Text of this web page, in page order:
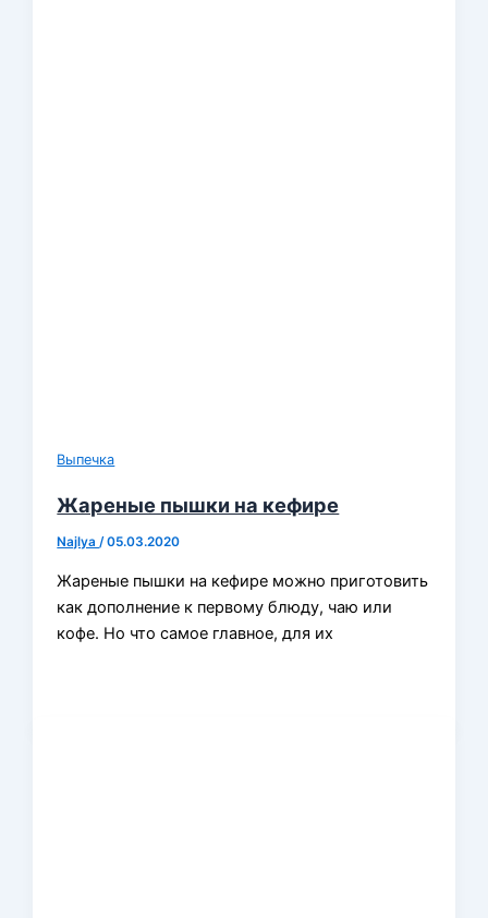
Выпечка
Жареные пышки на кефире
Najlya/05.03.2020
Жареные пышки на кефире можно приготовить
как дополнение к первому блюду, чаю или
кофе. Но что самое главное, для их